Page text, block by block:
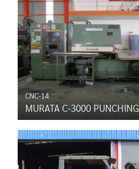
CNC-14
MURATA C-3000 PUNCHING